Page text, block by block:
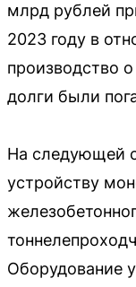
млрд рублей
2023 году в
производство
долги были
На следующей
устройству
Оборудование